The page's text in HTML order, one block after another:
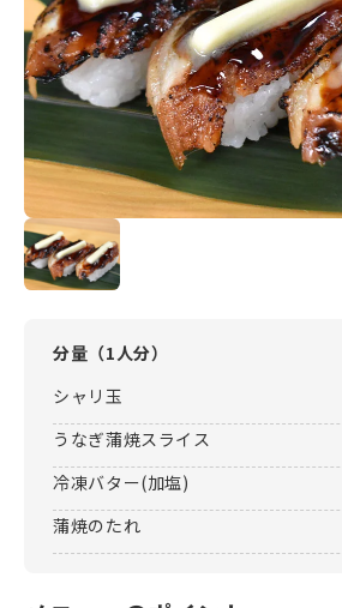
分量（1人分）
シャリ玉
うなぎ蒲焼スライス
冷凍バター(加塩)
蒲焼のたれ